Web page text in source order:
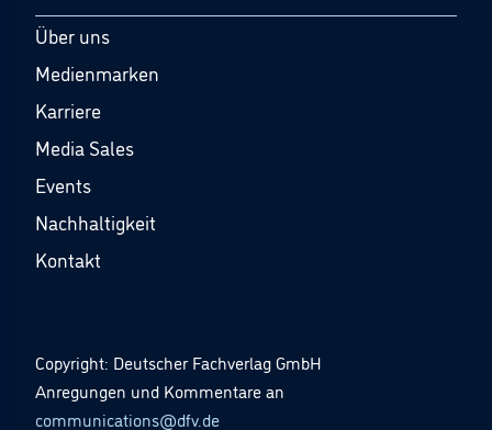
Über uns
Medienmarken
Karriere
Media Sales
Events
Nachhaltigkeit
Kontakt
Copyright: Deutscher Fachverlag GmbH
Anregungen und Kommentare an
communications@dfv.de